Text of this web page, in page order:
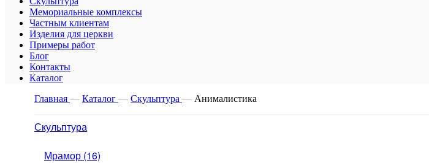
Мемориальные комплексы
Частным клиентам
Изделия для церкви
Примеры работ
Блог
Контакты
Каталог
Главная — Каталог — Скульптура — Анималистика
Скульптура
Мрамор (16)